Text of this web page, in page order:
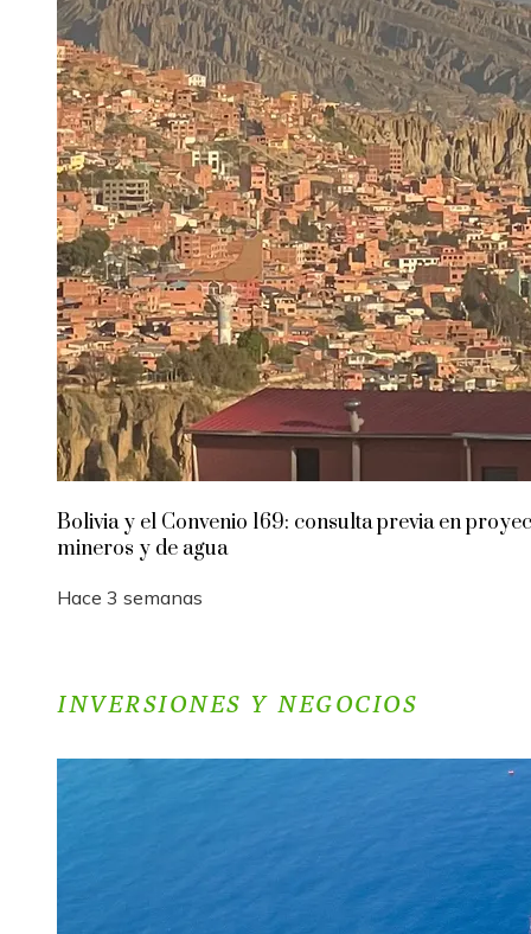
Bolivia y el Convenio 169: consulta previa en
mineros y de agua
Hace 3 semanas
INVERSIONES Y NEGOCIOS